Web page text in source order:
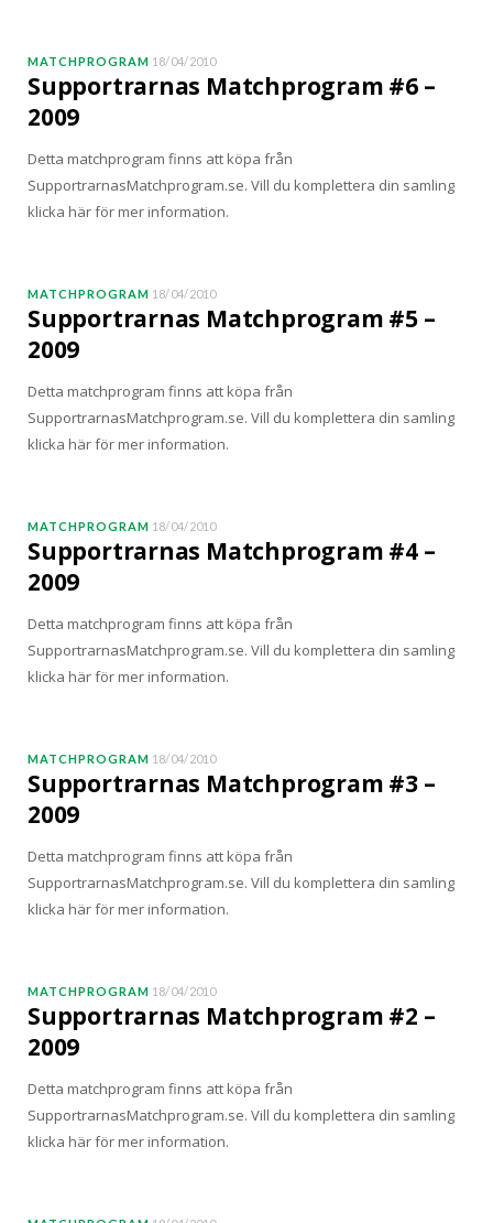
MATCHPROGRAM 18/04/2010
Supportrarnas Matchprogram #6 –
2009
Detta matchprogram finns att köpa från
SupportrarnasMatchprogram.se. Vill du komplettera din samling
klicka här för mer information.
MATCHPROGRAM 18/04/2010
Supportrarnas Matchprogram #5 –
2009
Detta matchprogram finns att köpa från
SupportrarnasMatchprogram.se. Vill du komplettera din samling
klicka här för mer information.
MATCHPROGRAM 18/04/2010
Supportrarnas Matchprogram #4 –
2009
Detta matchprogram finns att köpa från
SupportrarnasMatchprogram.se. Vill du komplettera din samling
klicka här för mer information.
MATCHPROGRAM 18/04/2010
Supportrarnas Matchprogram #3 –
2009
Detta matchprogram finns att köpa från
SupportrarnasMatchprogram.se. Vill du komplettera din samling
klicka här för mer information.
MATCHPROGRAM 18/04/2010
Supportrarnas Matchprogram #2 –
2009
Detta matchprogram finns att köpa från
SupportrarnasMatchprogram.se. Vill du komplettera din samling
klicka här för mer information.